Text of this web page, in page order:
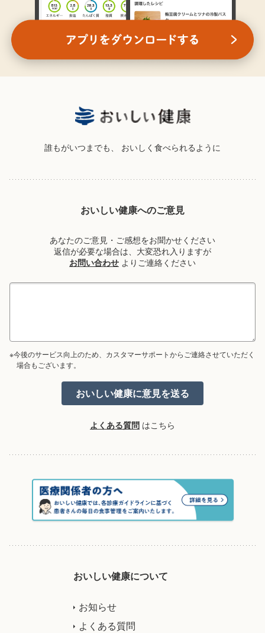
誰もがいつまでも、 おいしく食べられるように
おいしい健康へのご意見
あなたのご意見・ご感想をお聞かせください
返信が必要な場合は、大変恐れ入りますが
お問い合わせ よりご連絡ください
※今後のサービス向上のため、カスタマーサポートからご連絡させていただく
場合もございます。
よくある質問 はこちら
おいしい健康について
お知らせ
よくある質問